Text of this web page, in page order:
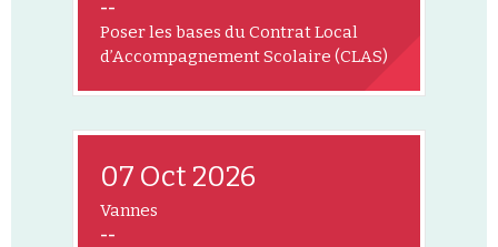
--
Poser les bases du Contrat Local
d’Accompagnement Scolaire (CLAS)
07 Oct 2026
Vannes
--